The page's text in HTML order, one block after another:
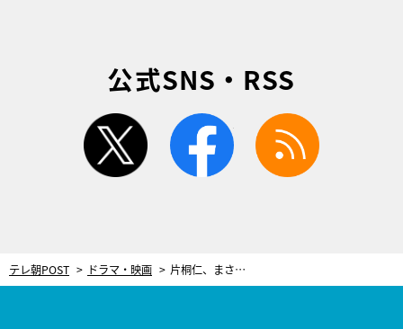
公式SNS・RSS
twitter facebook
テレ朝POST ドラマ・映画 片桐仁、まさかの“笑わない男”役！『遺留捜査』最終回でハードボイルドな新境地を披露